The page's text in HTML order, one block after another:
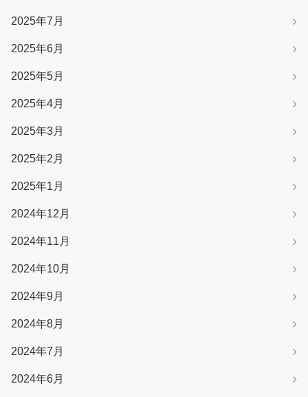
2025年7月
2025年6月
2025年5月
2025年4月
2025年3月
2025年2月
2025年1月
2024年12月
2024年11月
2024年10月
2024年9月
2024年8月
2024年7月
2024年6月